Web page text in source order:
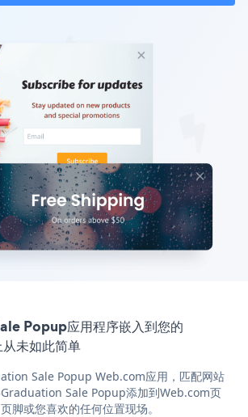
Popup应用程序嵌入到您的
未如此简单
Sale Popup Web.com应用，匹配网站
Sale Popup添加到Web.com页
脚或您喜欢的任何位置现场。